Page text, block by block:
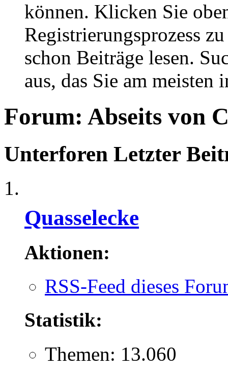
können. Klicken Sie
Registrierungsprozess
schon Beiträge lesen.
aus, das Sie am meisten
Forum: Abseits von
Unterforen Letzter
Quasselecke
Aktionen:
RSS-Feed dieses
Statistik:
Themen: 13.060